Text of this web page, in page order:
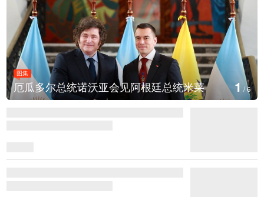
图集
厄瓜多尔总统诺沃亚会见阿根廷总统米莱 1/6